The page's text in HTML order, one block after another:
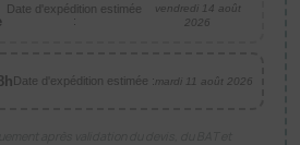
Date d'expédition estimée
:
vendredi 14 août
2026
Date d'expédition estimée :mardi 11 août 2026